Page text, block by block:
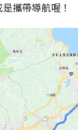
攜帶導航喔！